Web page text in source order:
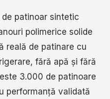
patinoar sintetic
polimerice solide
reală de patinare cu
fără apă și fără
3.000 de patinoare
performanță validată